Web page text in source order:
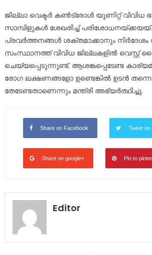
ജില്ലാ വെക്ടര്‍ കണ്‍ട്രോള്‍ യൂണിറ്റ് വിവിധ
സാമ്പിളുകള്‍ ശേഖരിച്ച്
പ്രവര്‍ത്തനങ്ങള്‍ ശക്തമാക്കാനും നിര്‍ദേശം
സംസ്ഥാനത്ത് വിവിധ ജില്ലകളില്‍ വെസ്റ്റ്
ചെയ്യപ്പെടുന്നുണ്ട്. ആശങ്കപ്പെടേണ്ട
രോഗ ലക്ഷണങ്ങളോ ഉണ്ടെങ്കില്‍ ഉടന്‍ തന്നെ
തേടേണ്ടതാണെന്നും മന്ത്രി അഭ്യര്‍ത്ഥിച്ചു.
Share on Facebook Tweet on
Share on google+ Pin to
Editor